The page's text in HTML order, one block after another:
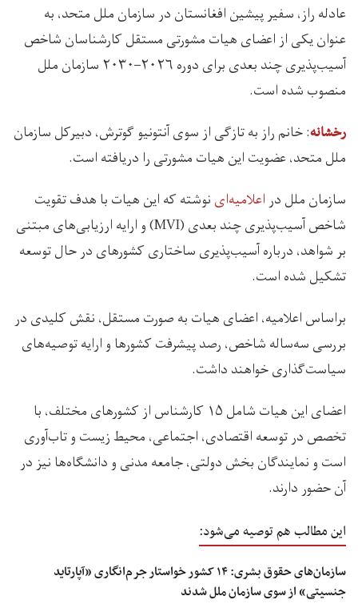
عادله راز، سفیر پیشین افغانستان در سازمان ملل متحد، به
عنوان یکی از اعضای هیات مشورتی مستقل کارشناسان شاخص
آسیب‌پذیری چند بعدی برای دوره ۲۰۲۶–۲۰۳۰ سازمان ملل
منصوب شده است.
رخشانه: خانم راز به تازگی از سوی آنتونیو گوترش، دبیرکل سازمان
ملل متحد، عضویت این هیات مشورتی را دریافته است.
سازمان ملل دراعلامیه‌اینوشته که این هیات با هدف تقویت
شاخص آسیب‌پذیری چند بعدی (MVI) و ارایه ارزیابی‌های مبتنی
بر شواهد، درباره آسیب‌پذیری ساختاری کشورهای در حال توسعه
تشکیل شده است.
براساس اعلامیه، اعضای هیات به‌ صورت مستقل، نقش کلیدی در
بررسی سه‌ساله شاخص، رصد پیشرفت کشورها و ارایه توصیه‌های
سیاست‌گذاری خواهند داشت.
اعضای این هیات شامل ۱۵ کارشناس از کشورهای مختلف، با
تخصص در توسعه اقتصادی، اجتماعی، محیط‌ زیست و تاب‌آوری
است و نمایندگان بخش دولتی، جامعه مدنی و دانشگاه‌ها نیز در
آن حضور دارند.
این مطالب هم توصیه می‌شود:
سازمان‌های حقوق بشری: ۱۴ کشور خواستار جرم‌انگاری «آپارتاید
جنسیتی» از سوی سازمان ملل شدند